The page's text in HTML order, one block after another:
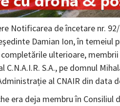
Notificarea de încetare nr.
Damian Ion, în temeiul
ulterioare,
C.N.A.I.R. S.A., pe domnul
al CNAIR din data
era deja membru în Consiliul